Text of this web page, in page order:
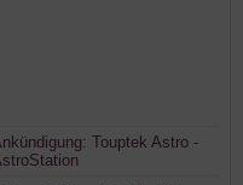
Touptek Astro -